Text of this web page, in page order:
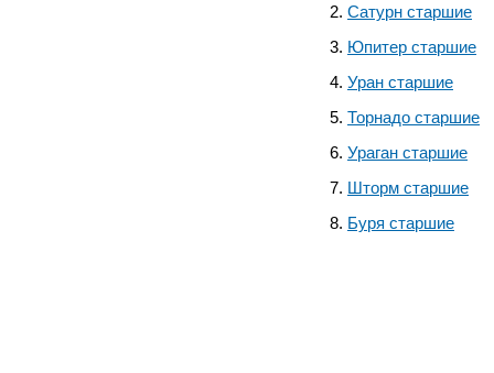
Сатурн старшие
Юпитер старшие
Уран старшие
Торнадо старшие
Ураган старшие
Шторм старшие
Буря старшие